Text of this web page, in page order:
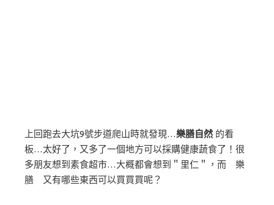
上回跑去大坑9號步道爬山時就發現…樂膳自然 的看
板…太好了，又多了一個地方可以採購健康蔬食了！很
多朋友想到素食超市…大概都會想到＂里仁＂，而 樂
膳 又有哪些東西可以買買買呢？